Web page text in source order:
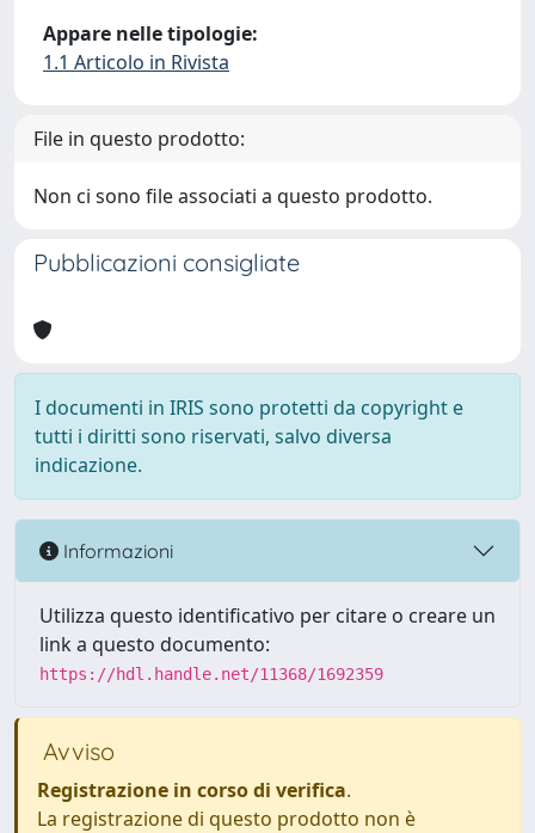
Appare nelle tipologie:
1.1 Articolo in Rivista
File in questo prodotto:
Non ci sono file associati a questo prodotto.
Pubblicazioni consigliate
I documenti in IRIS sono protetti da copyright e
tutti i diritti sono riservati, salvo diversa
indicazione.
Informazioni
Utilizza questo identificativo per citare o creare un
link a questo documento:
https://hdl.handle.net/11368/1692359
Avviso
Registrazione in corso di verifica.
La registrazione di questo prodotto non è